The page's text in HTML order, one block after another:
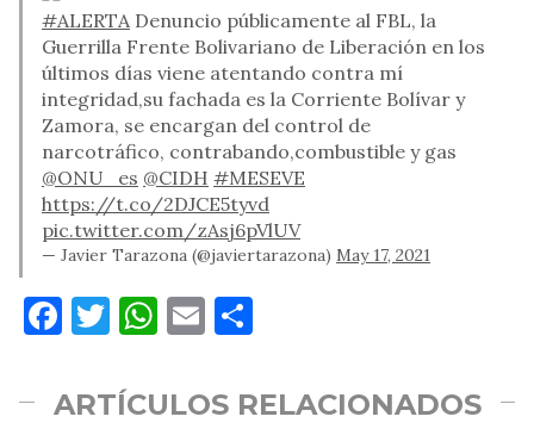
#ALERTA Denuncio públicamente al FBL, la
Guerrilla Frente Bolivariano de Liberación en los
últimos días viene atentando contra mí
integridad,su fachada es la Corriente Bolívar y
Zamora, se encargan del control de
narcotráfico, contrabando,combustible y gas
@ONU_es @CIDH #MESEVE
https://t.co/2DJCE5tyvd
pic.twitter.com/zAsj6pVlUV
— Javier Tarazona (@javiertarazona) May 17, 2021
Facebook
Twitter
WhatsApp
Email
ARTÍCULOS RELACIONADOS